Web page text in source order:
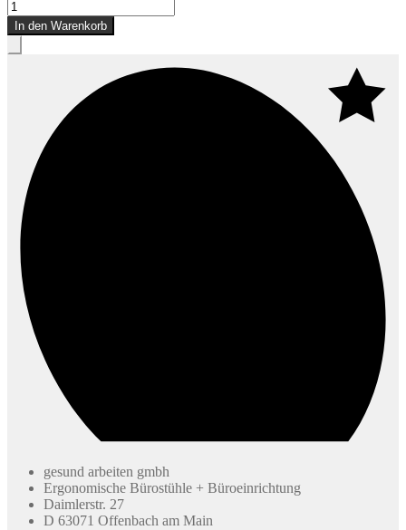
In den Warenkorb
gesund arbeiten gmbh
Ergonomische Bürostühle + Büroeinrichtung
Daimlerstr. 27
D 63071 Offenbach am Main